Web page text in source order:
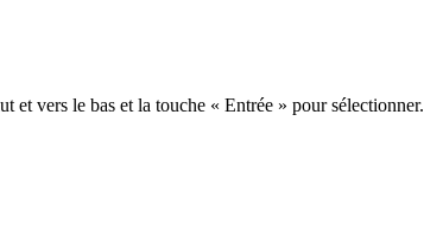
et vers le bas et la touche « Entrée » pour sélectionner.